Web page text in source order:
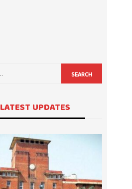
SEARCH
LATEST UPDATES